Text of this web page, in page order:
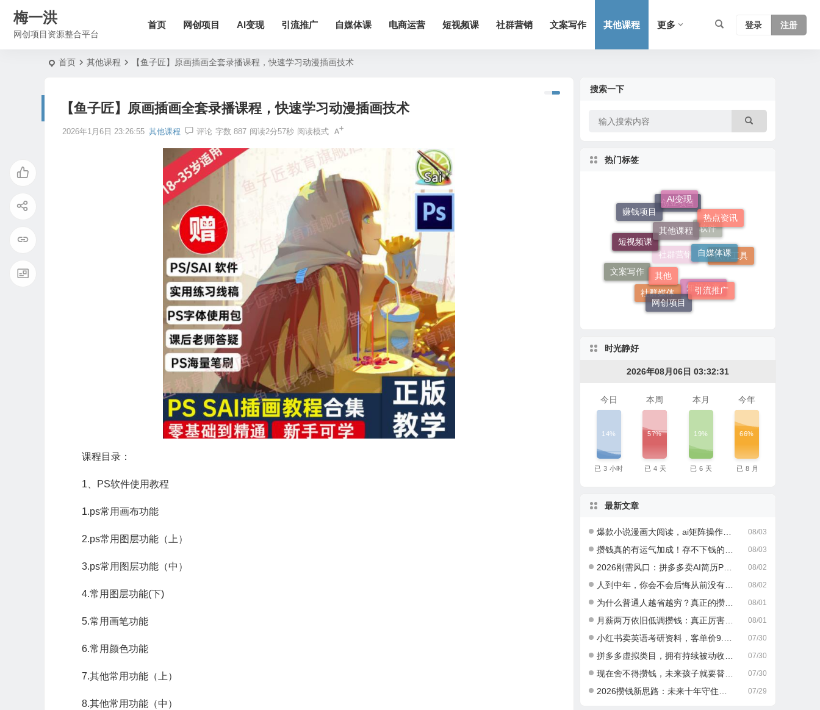
梅一洪
网创项目资源整合平台
首页 网创项目 AI变现 引流推广 自媒体课 电商运营 短视频课 社群营销 文案写作 其他课程 更多 登录 注册
首页 其他课程 【鱼子匠】原画插画全套录播课程，快速学习动漫插画技术
【鱼子匠】原画插画全套录播课程，快速学习动漫插画技术
2026年1月6日 23:26:55 其他课程 评论 字数 887 阅读2分57秒 阅读模式
课程目录：
1、PS软件使用教程
1.ps常用画布功能
2.ps常用图层功能（上）
3.ps常用图层功能（中）
4.常用图层功能(下)
5.常用画笔功能
6.常用颜色功能
7.其他常用功能（上）
8.其他常用功能（中）
搜索一下
热门标签
创业项目
软件
社群营销
电商运营
赚钱项目
AI变现
热点资讯
软件工具
知识分享
社群媒体
文案写作
短视频课
其他课程
自媒体课
网创项目
其他
时光静好
2026年08月06日 03:32:33
今日
14%
已 3 小时
本周
57%
已 4 天
本月
19%
已 6 天
今年
66%
已 8 月
最新文章
08/03
爆款小说漫画大阅读，ai矩阵操作，当天可见收益，号称日入400+
08/03
攒钱真的有运气加成！存不下钱的人，大多栽在这一点
08/02
2026刚需风口：拼多多卖AI简历PPT，可矩阵放大，小白也能干，日入700+！
08/02
人到中年，你会不会后悔从前没有好好攒钱？
08/01
为什么普通人越省越穷？真正的攒钱逻辑很多人都搞错了
08/01
月薪两万依旧低调攒钱：真正厉害的成年人，从不乱消费
07/30
小红书卖英语考研资料，客单价9.9，250天卖了16w!
07/30
拼多多虚拟类目，拥有持续被动收入有多香。每月稳定增收 1-3 万
07/30
现在舍不得攒钱，未来孩子就要替你吃苦，这就是最真实的现实
07/29
2026攒钱新思路：未来十年守住积蓄，做好这两件事就够了